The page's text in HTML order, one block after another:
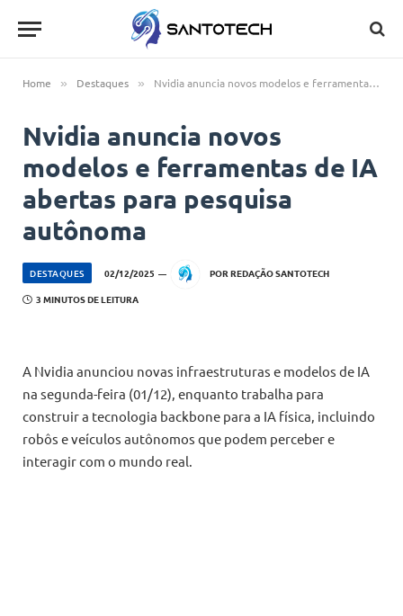
Home » Destaques » Nvidia anuncia novos modelos e ferramentas de IA abertas para pesquisa autônoma
Nvidia anuncia novos
modelos e ferramentas de IA
abertas para pesquisa
autônoma
DESTAQUES 02/12/2025 POR REDAÇÃO SANTOTECH
3 MINUTOS DE LEITURA
A Nvidia anunciou novas infraestruturas e modelos de IA
na segunda-feira (01/12), enquanto trabalha para
construir a tecnologia backbone para a IA física, incluindo
robôs e veículos autônomos que podem perceber e
interagir com o mundo real.